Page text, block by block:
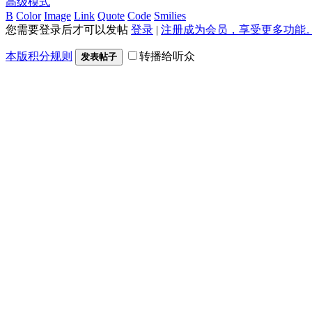
B Color Image Link Quote Code Smilies
您需要登录后才可以发帖 登录 | 注册成为会员，享受更多功能。
本版积分规则 发表帖子 转播给听众